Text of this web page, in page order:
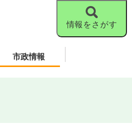
市政情報
情報をさがす